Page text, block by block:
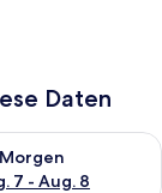
Daten
Aug. 6 - Aug. 7.
Morgen
7 - Aug. 8
Verfügbarkeit